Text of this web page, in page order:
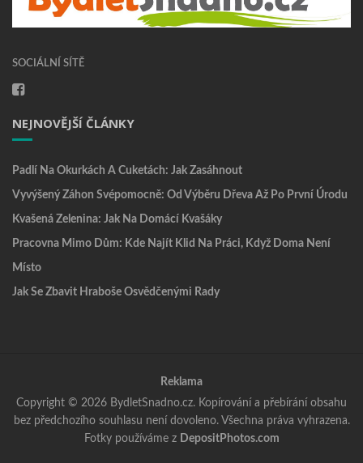
SOCIÁLNÍ SÍTĚ
NEJNOVĚJŠÍ ČLÁNKY
Padlí Na Okurkách A Cuketách: Jak Zasáhnout
Vyvýšený Záhon Svépomocně: Od Výběru Dřeva Až Po První Úrodu
Kvašená Zelenina: Jak Na Domácí Kvašáky
Pracovna Mimo Dům: Kde Najít Klid Na Práci, Když Doma Není
Místo
Jak Se Zbavit Hraboše Osvědčenými Rady
Reklama
Copyright © 2026 BydletSnadno.cz. Kopírování a přebírání obsahu
bez předchozího souhlasu není dovoleno. Všechna práva vyhrazena.
Fotky používáme z DepositPhotos.com